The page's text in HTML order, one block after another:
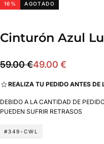
16 % AGOTADO
Cinturón Azul
49.00
Precio
59.00 €Precio
49.00 €
REALIZA TU PEDIDO ANTES
DEBIDO A LA CANTIDAD DE
PUEDEN SUFRIR RETRASOS
#349-CWL